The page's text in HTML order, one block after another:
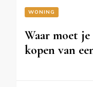
WONING
Waar moet
kopen van